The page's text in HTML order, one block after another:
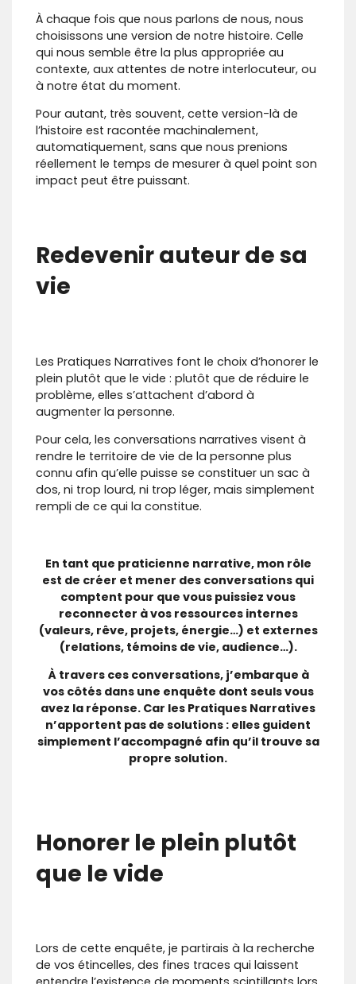
À chaque fois que nous parlons de nous, nous
choisissons une version de notre histoire. Celle
qui nous semble être la plus appropriée au
contexte, aux attentes de notre interlocuteur, ou
à notre état du moment.
Pour autant, très souvent, cette version-là de
l’histoire est racontée machinalement,
automatiquement, sans que nous prenions
réellement le temps de mesurer à quel point son
impact peut être puissant.
Redevenir auteur de sa
vie
Les Pratiques Narratives font le choix d’honorer le
plein plutôt que le vide : plutôt que de réduire le
problème, elles s’attachent d’abord à
augmenter la personne.
Pour cela, les conversations narratives visent à
rendre le territoire de vie de la personne plus
connu afin qu’elle puisse se constituer un sac à
dos, ni trop lourd, ni trop léger, mais simplement
rempli de ce qui la constitue.
En tant que praticienne narrative, mon rôle
est de créer et mener des conversations qui
comptent pour que vous puissiez vous
reconnecter à vos ressources internes
(valeurs, rêve, projets, énergie…) et externes
(relations, témoins de vie, audience…).
À travers ces conversations, j’embarque à
vos côtés dans une enquête dont seuls vous
avez la réponse. Car les Pratiques Narratives
n’apportent pas de solutions : elles guident
simplement l’accompagné afin qu’il trouve sa
propre solution.
Honorer le plein plutôt
que le vide
Lors de cette enquête, je partirais à la recherche
de vos étincelles, des fines traces qui laissent